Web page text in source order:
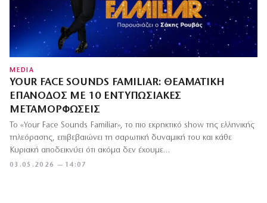
MEDIA
YOUR FACE SOUNDS FAMILIAR: ΘΕΑΜΑΤΙΚΉ
ΕΠΆΝΟΔΟΣ ΜΕ 10 ΕΝΤΥΠΩΣΙΑΚΈΣ
ΜΕΤΑΜΟΡΦΏΣΕΙΣ
03.05.2026 — 14:07
Το «Your Face Sounds Familiar», το πιο εκρηκτικό show της ελληνικής
τηλεόρασης, επιβεβαιώνει τη σαρωτική δυναμική του και κάθε
Κυριακή αποδεικνύει ότι ακόμα δεν έχουμε…